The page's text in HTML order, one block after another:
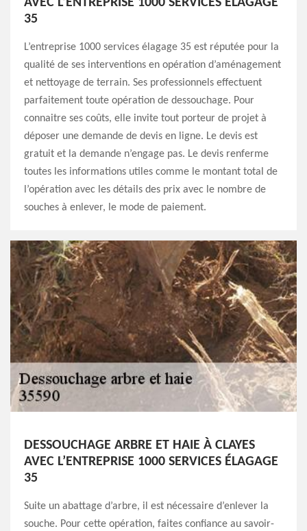
35
L’entreprise 1000 services élagage 35 est réputée pour la
qualité de ses interventions en opération d’aménagement
et nettoyage de terrain. Ses professionnels effectuent
parfaitement toute opération de dessouchage. Pour
connaitre ses coûts, elle invite tout porteur de projet à
déposer une demande de devis en ligne. Le devis est
gratuit et la demande n’engage pas. Le devis renferme
toutes les informations utiles comme le montant total de
l’opération avec les détails des prix avec le nombre de
souches à enlever, le mode de paiement.
DESSOUCHAGE ARBRE ET HAIE À CLAYES
AVEC L’ENTREPRISE 1000 SERVICES ÉLAGAGE
35
Suite un abattage d’arbre, il est nécessaire d’enlever la
souche. Pour cette opération, faites confiance au savoir-